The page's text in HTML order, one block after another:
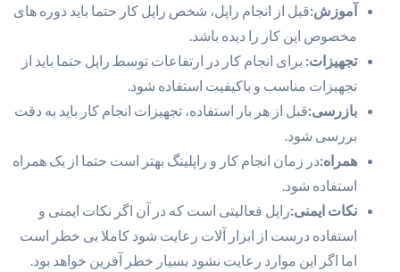
آموزش:قبل از انجام راپل، شخص راپل کار حتما باید دوره های
مخصوص این کار را دیده باشد.
تجهیزات: برای انجام کار در ارتفاعات توسط راپل حتما باید از
تجهیزات مناسب و باکیفیت استفاده شود.
بازرسی:قبل از هر بار استفاده، تجهیزات انجام کار باید به دقت
بررسی شود.
همراه:در زمان انجام کار و راپلینگ بهتر است حتما از یک همراه
استفاده شود.
نکات ایمنی:راپل فعالیتی است که در آن اگر نکات ایمنی و
استفاده درست از ابزار آلات رعایت شود کاملا بی خطر است
اما اگر این موارد رعایت نشود بسیار خطر آفرین خواهد بود.